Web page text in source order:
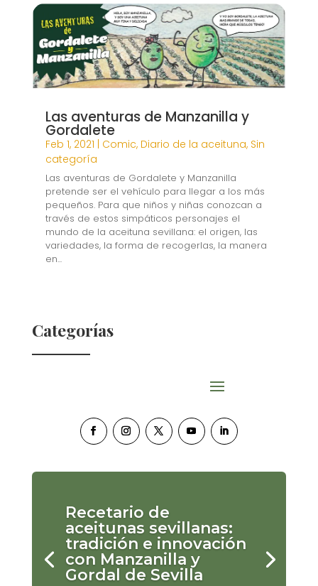
Las aventuras de Manzanilla y
Gordalete
Feb 1, 2021 Comic, Diario de la aceituna, Sin
categoría
Las aventuras de Gordalete y Manzanilla
pretende ser el vehículo para llegar a los más
pequeños. Para que niños y niñas conozcan a
través de estos simpáticos personajes el
mundo de la aceituna sevillana: el origen, las
variedades, la forma de recogerlas, la manera
en...
Categorías
Recetario de
aceitunas sevillanas:
tradición e innovación
con Manzanilla y
Gordal de Sevilla